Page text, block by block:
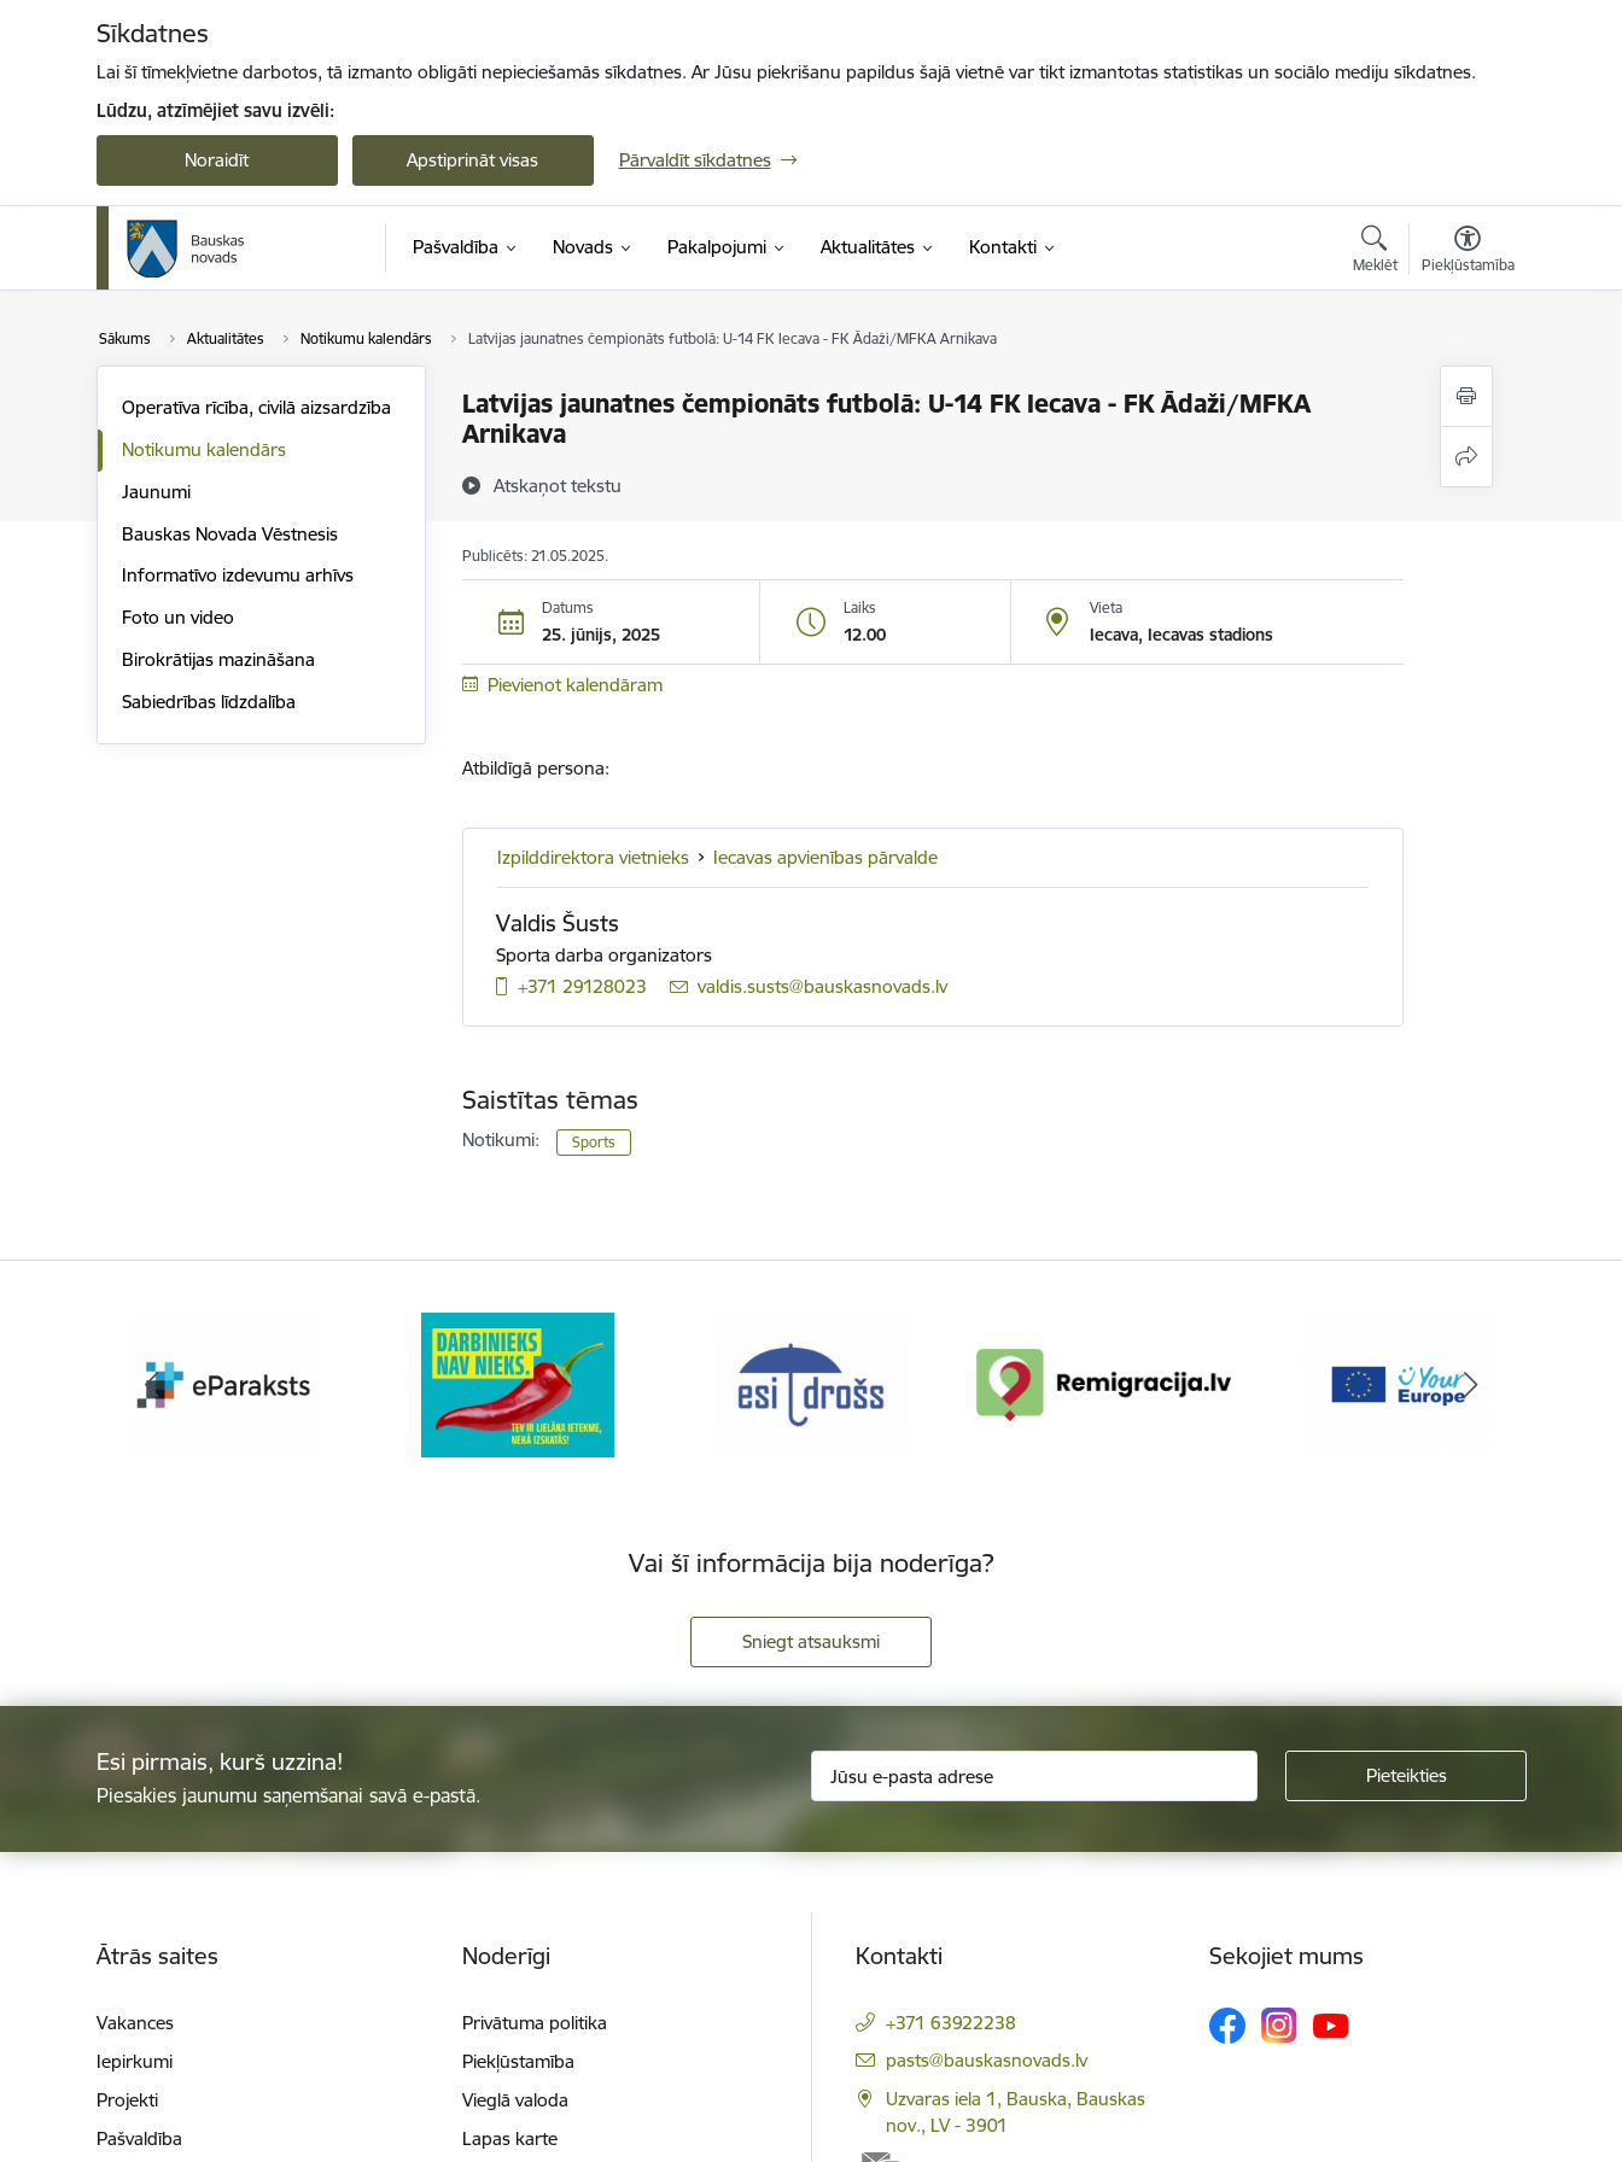
Sīkdatnes
Lai šī tīmekļvietne darbotos, tā izmanto obligāti nepieciešamās sīkdatnes. Ar Jūsu piekrišanu papildus šajā vietnē var tikt izmantotas statistikas un sociālo mediju sīkdatnes.
Lūdzu, atzīmējiet savu izvēli:
Noraidīt Apstiprināt visas Pārvaldīt sīkdatnes
Pašvaldība Novads Pakalpojumi Aktualitātes Kontakti
Meklēt Piekļūstamība
Sākums Aktualitātes Notikumu kalendārs Latvijas jaunatnes čempionāts futbolā: U-14 FK Iecava - FK Ādaži/MFKA Arnikava
Latvijas jaunatnes čempionāts futbolā: U-14 FK Iecava - FK Ādaži/MFKA
Arnikava
Atskaņot tekstu
Operatīva rīcība, civilā aizsardzība
Notikumu kalendārs
Jaunumi
Bauskas Novada Vēstnesis
Informatīvo izdevumu arhīvs
Foto un video
Birokrātijas mazināšana
Sabiedrības līdzdalība
Publicēts: 21.05.2025.
Datums
25. jūnijs, 2025
Laiks
12.00
Vieta
Iecava, Iecavas stadions
Pievienot kalendāram
Atbildīgā persona:
Izpilddirektora vietnieks Iecavas apvienības pārvalde
Valdis Šusts
Sporta darba organizators
+371 29128023
E-pasts:
valdis.susts@bauskasnovads.lv
Saistītas tēmas
Notikumi: Sports
Vai šī informācija bija noderīga?
Sniegt atsauksmi
Esi pirmais, kurš uzzina!
Piesakies jaunumu saņemšanai savā e-pastā.
Ātrās saites
Vakances
Iepirkumi
Projekti
Pašvaldība
Noderīgi
Privātuma politika
Piekļūstamība
Vieglā valoda
Lapas karte
Kontakti
+371 63922238
E-pasts:
pasts@bauskasnovads.lv
Uzvaras iela 1, Bauska, Bauskas
nov., LV - 3901
Sekojiet mums